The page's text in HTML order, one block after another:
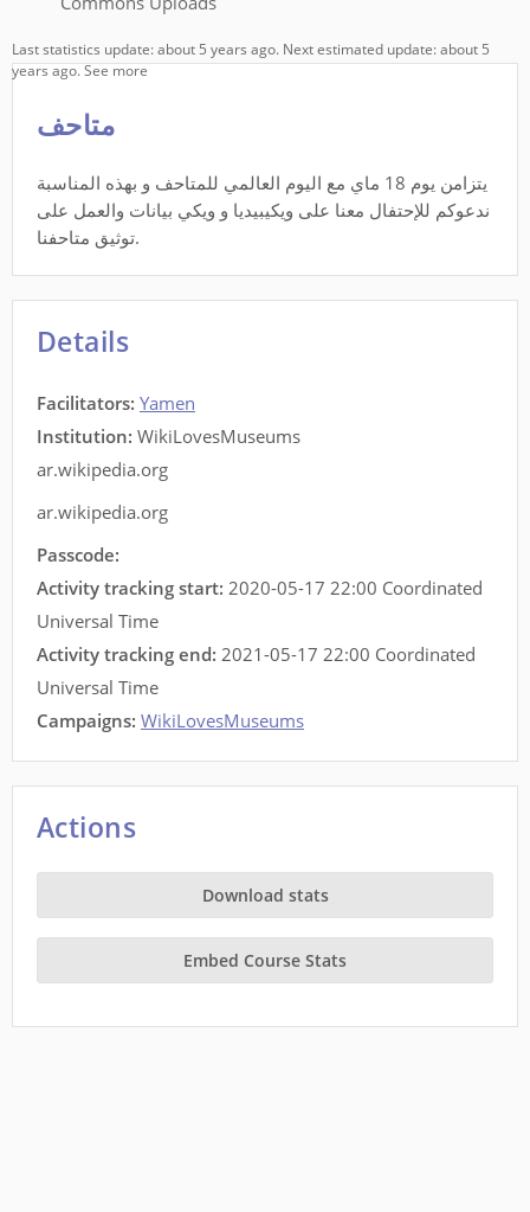
Last statistics update: about 5 years ago. Next estimated update: about 5
years ago.See more
متاحف
يتزامن يوم 18 ماي مع اليوم العالمي للمتاحف و بهذه المناسبة
ندعوكم للإحتفال معنا على ويكيبيديا و ويكي بيانات والعمل على
توثيق متاحفنا.
Details
Facilitators: Yamen
Institution: WikiLovesMuseums
ar.wikipedia.org
ar.wikipedia.org
Passcode:
Activity tracking start: 2020-05-17 22:00 Coordinated
Universal Time
Activity tracking end: 2021-05-17 22:00 Coordinated
Universal Time
Campaigns: WikiLovesMuseums
Actions
Download stats
Embed Course Stats